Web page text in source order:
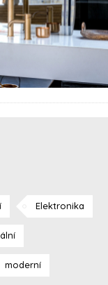
Elektronika
moderní